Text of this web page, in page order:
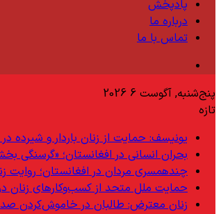
پادپخش
درباره ما
تماس با ما
پنج‌شنبه, آگوست 6 2026
تازه
یونیسف: حمایت از زنان باردار و شیرده
بحران انسانی در افغانستان؛ «گرسنگی
چندهمسری مردان در افغانستان؛ روایت
حمایت ملل متحد از کسب‌وکارهای زنان
زنان معترض: طالبان در خاموش‌کردن